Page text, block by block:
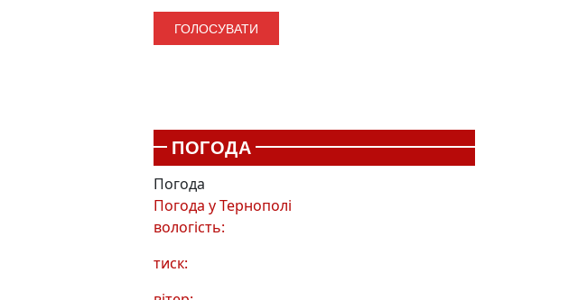
ПОГОДА
Погода
Погода уТернополі
вологість:
тиск: